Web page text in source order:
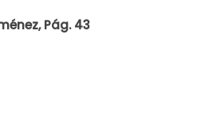
Pág. 43